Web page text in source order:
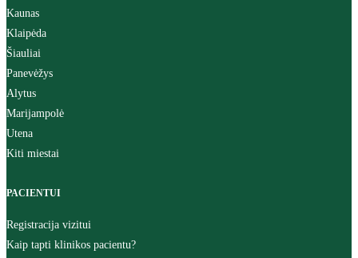
Kaunas
Klaipėda
Šiauliai
Panevėžys
Alytus
Marijampolė
Utena
Kiti miestai
PACIENTUI
Registracija vizitui
Kaip tapti klinikos pacientu?